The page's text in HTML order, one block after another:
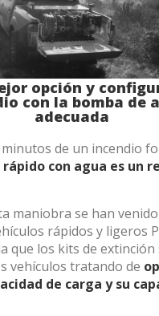
Iniciar sesión
o
Crear una cuenta
DE IT PT
79
opción y
con la bomba de
adecuada
de un incendio
con agua es un
maniobra se han
rápidos y ligeros
que los kits de extinción
vehículos tratando de
de carga y su